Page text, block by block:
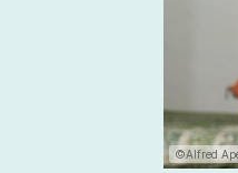
©Alfred